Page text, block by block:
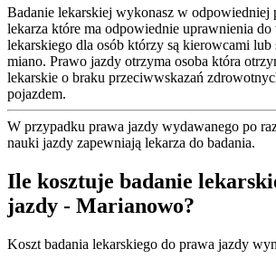
Badanie lekarskiej wykonasz w odpowiedniej
lekarza które ma odpowiednie uprawnienia do
lekarskiego dla osób którzy są kierowcami lub
miano. Prawo jazdy otrzyma osoba która
lekarskie o braku przeciwwskazań
pojazdem.
W przypadku prawa jazdy wydawanego po
nauki jazdy zapewniają lekarza do badania.
Ile kosztuje badanie
jazdy - Marianowo?
Koszt badania lekarskiego do prawa jazdy